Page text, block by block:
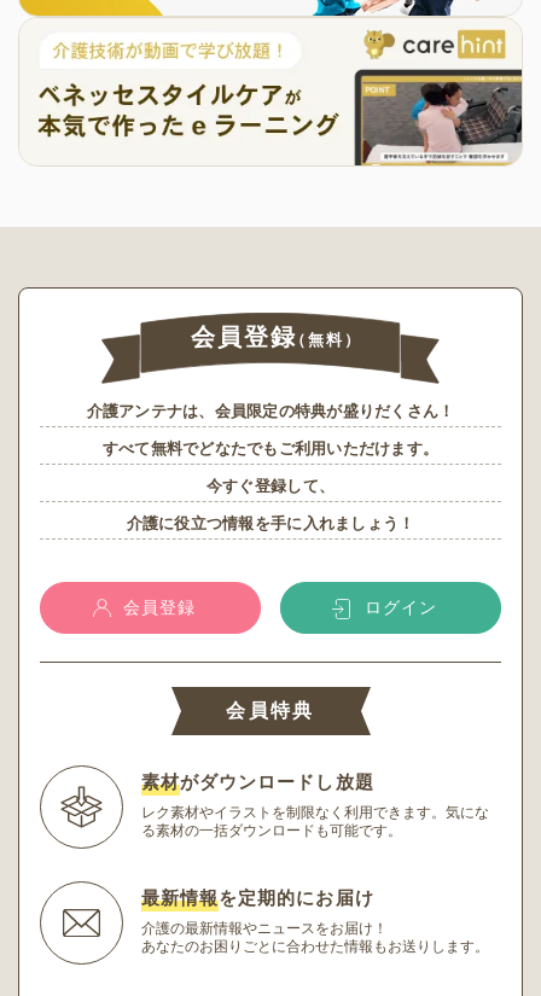
会員登録（無料）
介護アンテナは、会員限定の特典が盛りだくさん！
すべて無料でどなたでもご利用いただけます。
今すぐ登録して、
介護に役立つ情報を手に入れましょう！
会員登録 ログイン
会員特典
素材がダウンロードし放題
レク素材やイラストを制限なく利用できます。 気にな
る素材の一括ダウンロードも可能です。
最新情報を定期的にお届け
介護の最新情報やニュースをお届け！
あなたのお困りごとに合わせた情報もお送りします。